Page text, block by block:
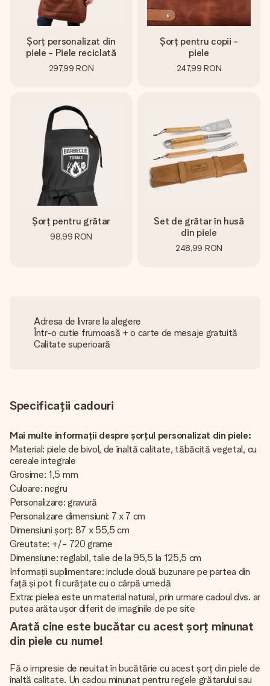
Șorț personalizat din
piele - Piele reciclată
297,99 RON
Șorț pentru copii -
piele
247,99 RON
Șorț pentru grătar
98,99 RON
Set de grătar în husă
din piele
248,99 RON
Adresa de livrare la alegere
Într-o cutie frumoasă + o carte de mesaje gratuită
Calitate superioară
Specificații cadouri
Mai multe informații despre șorțul personalizat din piele:
Material: piele de bivol, de înaltă calitate, tăbăcită vegetal, cu
cereale integrale
Grosime: 1,5 mm
Culoare: negru
Personalizare: gravură
Personalizare dimensiuni: 7 x 7 cm
Dimensiuni șorț: 87 x 55,5 cm
Greutate: +/- 720 grame
Dimensiune: reglabil, talie de la 95,5 la 125,5 cm
Informații suplimentare: include două buzunare pe partea din
față și pot fi curățate cu o cârpă umedă
Extra: pielea este un material natural, prin urmare cadoul dvs. ar
putea arăta ușor diferit de imaginile de pe site
Arată cine este bucătar cu acest șorț minunat
din piele cu nume!
Fă o impresie de neuitat în bucătărie cu acest șorț din piele de
înaltă calitate. Un cadou minunat pentru regele grătarului sau